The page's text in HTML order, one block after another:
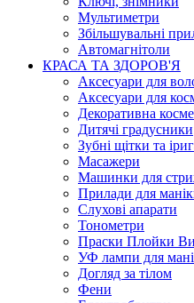
Мультиметри
Збільшувальні
Автомагнітоли
КРАСА ТА ЗДОРОВ'Я
Аксесуари для
Аксесуари для
Декоративна
Дитячі градусники
Зубні щітки та
Масажери
Машинки для
Прилади для
Слухові апарати
Тонометри
Праски Плойки
УФ лампи для
Догляд за тілом
Фени